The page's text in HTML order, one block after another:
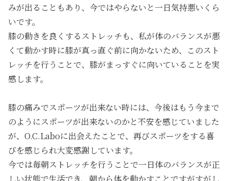
みが出ることもあり、今ではやらないと一日気持悪いくら
いです。
膝の動きを良くするストレッチも、私が体のバランスが悪
くて動かす時に膝が真っ直ぐ前に向かないため、このスト
レッチを行うことで、膝がまっすぐに向いていることを実
感します。
膝の痛みでスポーツが出来ない時には、今後はもう今まで
のようにスポーツが出来ないのかと不安を感じていました
が、O.C.Laboに出会えたことで、再びスポーツをする喜
びを感じられ大変感謝しています。
今では毎朝ストレッチを行うことで一日体のバランスが正